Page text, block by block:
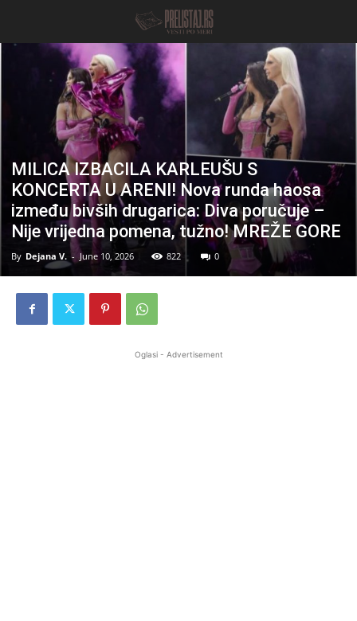
MILICA IZBACILA KARLEUŠU S
KONCERTA U ARENI! Nova runda haosa
između bivših drugarica: Diva poručuje –
Nije vrijedna pomena, tužno! MREŽE GORE
By Dejana V. - June 10, 2026 822 0
Oglasi - Advertisement